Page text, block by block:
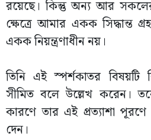
রয়েছে। কিন্তু অন্য আর
ক্ষেত্রে আমার একক সিদ্ধান্ত
একক নিয়ন্ত্রণাধীন নয়।
তিনি এই স্পর্শকাতর বিষয়টি
সীমিত বলে উল্লেখ করেন।
কারণে তার এই প্রত্যাশা পূরণে
দেন।